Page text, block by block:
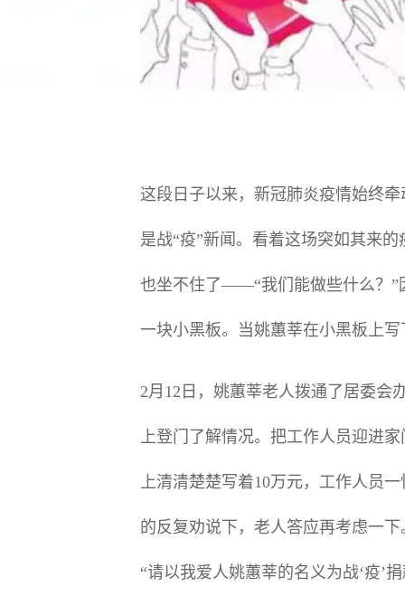
这段日子以来，新冠肺炎疫情始终
是战“疫”新闻。看着这场突如其来
也坐不住了——“我们能做些什么？”
一块小黑板。当姚蕙莘在小黑板上
2月12日，姚蕙莘老人拨通了居委会
上登门了解情况。把工作人员迎进
上清清楚楚写着10万元，工作人员
的反复劝说下，老人答应再考虑一
“请以我爱人姚蕙莘的名义为战‘疫’